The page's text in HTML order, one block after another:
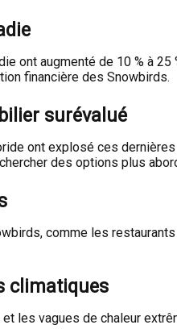
ont augmenté de 10 % à
financière des Snowbirds.
surévalué
ont explosé ces
des options plus
comme les
climatiques
les vagues de chaleur